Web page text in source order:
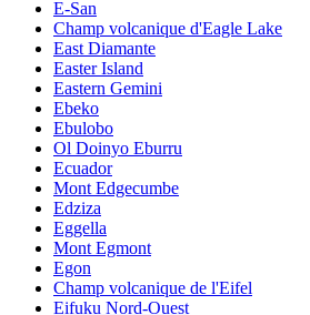
E-San
Champ volcanique d'Eagle Lake
East Diamante
Easter Island
Eastern Gemini
Ebeko
Ebulobo
Ol Doinyo Eburru
Ecuador
Mont Edgecumbe
Edziza
Eggella
Mont Egmont
Egon
Champ volcanique de l'Eifel
Eifuku Nord-Ouest